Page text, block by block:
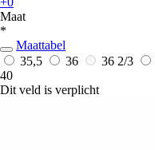
Maat
*
Maattabel
35,5
36 36 2/3
40
Dit veld is verplicht